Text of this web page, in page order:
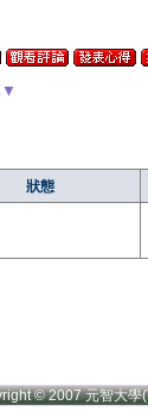
▼
狀態
© 2007 元智大學